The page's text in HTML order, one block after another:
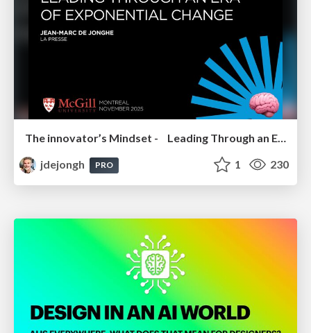
The innovator’s Mindset - Leading Through an Era of Exponential Change - McGill University 2025
jdejongh
PRO 1 230